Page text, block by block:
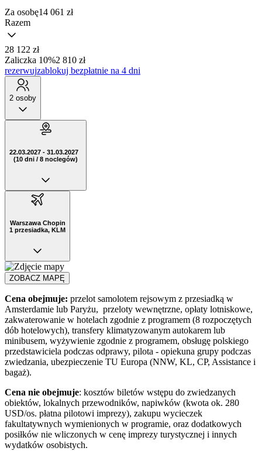
Za osobę14 061 zł
Razem
28 122 zł
Zaliczka 10%2 810 zł
rezerwujzablokuj bezpłatnie na 4 dni
2 osoby
22.03.2027 - 31.03.2027
(10 dni / 8 noclegów)
Warszawa Chopin
1 przesiadka, KLM
ZOBACZ MAPĘ
Cena obejmuje: przelot samolotem rejsowym z przesiadką w
Amsterdamie lub Paryżu, przeloty wewnętrzne, opłaty lotniskowe,
zakwaterowanie w hotelach zgodnie z programem (8 rozpoczętych
dób hotelowych), transfery klimatyzowanym autokarem lub
minibusem, wyżywienie zgodnie z programem, obsługę polskiego
przedstawiciela podczas odprawy, pilota - opiekuna grupy podczas
zwiedzania, ubezpieczenie TU Europa (NNW, KL, CP, Assistance i
bagaż).
Cena nie obejmuje: kosztów biletów wstępu do zwiedzanych
obiektów, lokalnych przewodników, napiwków (kwota ok. 280
USD/os. płatna pilotowi imprezy), zakupu wycieczek
fakultatywnych wymienionych w programie, oraz dodatkowych
posiłków nie wliczonych w cenę imprezy turystycznej i innych
wydatków osobistych.